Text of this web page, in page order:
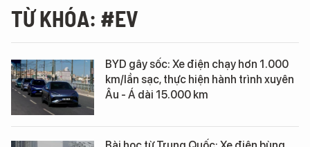
TỪ KHÓA: #EV
BYD gây sốc: Xe điện chạy hơn 1.000
km/lần sạc, thực hiện hành trình xuyên
Âu - Á dài 15.000 km